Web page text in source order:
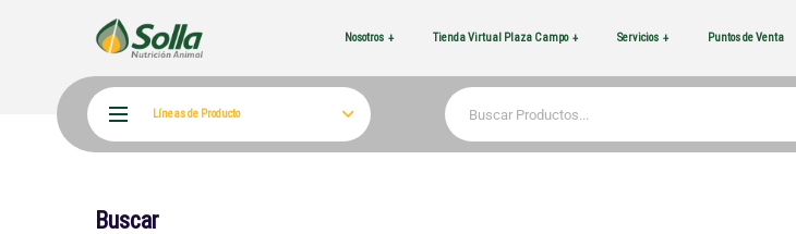
Nosotros Tienda Virtual Plaza Campo Servicios Puntos de Venta
Líneas de Producto
Buscar